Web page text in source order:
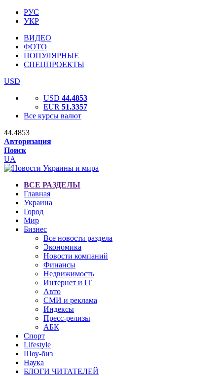
РУС
УКР
ВИДЕО
ФОТО
ПОПУЛЯРНЫЕ
СПЕЦПРОЕКТЫ
USD
USD 44.4853
EUR 51.3357
Все курсы валют
44.4853
Авторизация
Поиск
UA
ВСЕ РАЗДЕЛЫ
Главная
Украина
Город
Мир
Бизнес
Все новости раздела
Экономика
Новости компаний
Финансы
Недвижимость
Интернет и IT
Авто
СМИ и реклама
Индексы
Пресс-релизы
АБК
Спорт
Lifestyle
Шоу-биз
Наука
БЛОГИ ЧИТАТЕЛЕЙ